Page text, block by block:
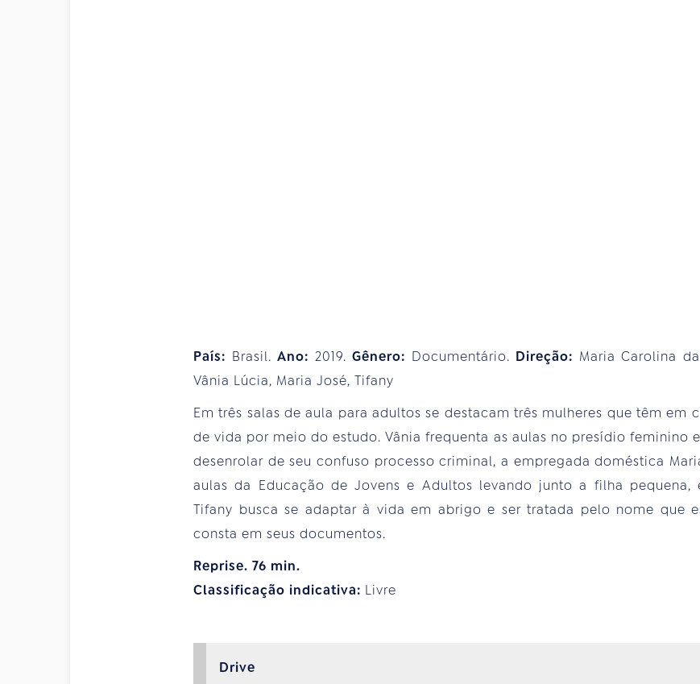
País: Brasil. Ano: 2019. Gênero: Documentário. Direção: Maria Carolina
Vânia Lúcia, Maria José, Tifany
Em três salas de aula para adultos se destacam três mulheres que têm em
de vida por meio do estudo. Vânia frequenta as aulas no presídio feminino
desenrolar de seu confuso processo criminal, a empregada doméstica
aulas da Educação de Jovens e Adultos levando junto a filha pequena,
Tifany busca se adaptar à vida em abrigo e ser tratada pelo nome que
consta em seus documentos.
Reprise. 76 min.
Classificação indicativa: Livre
Drive